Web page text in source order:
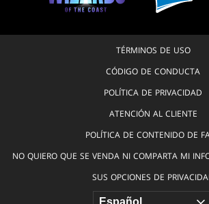
TÉRMINOS DE USO
CÓDIGO DE CONDUCTA
POLÍTICA DE PRIVACIDAD
ATENCIÓN AL CLIENTE
POLÍTICA DE CONTENIDO DE
NO QUIERO QUE SE VENDA NI COMPARTA MI
SUS OPCIONES DE